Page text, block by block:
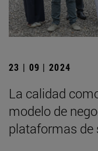
23 | 09 | 2024
La calidad
modelo de
plataformas de